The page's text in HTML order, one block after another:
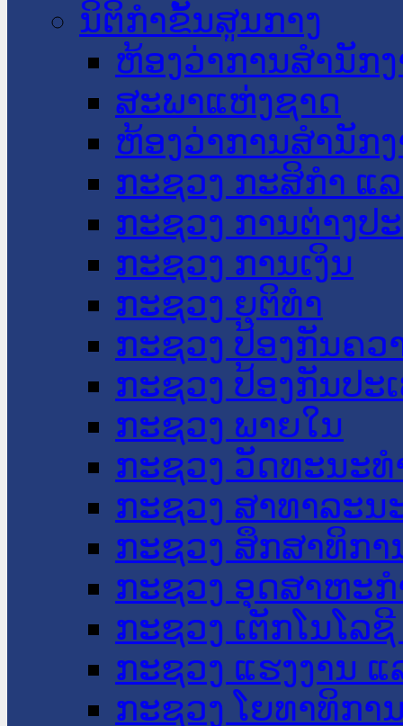
ນິຕິກໍາຂັ້ນສູນກາງ
ຫ້ອງວ່າການສໍານັກ
ສະພາແຫ່ງຊາດ
ຫ້ອງວ່າການສຳນັກ
ກະຊວງ ກະສິກຳ ແ
ກະຊວງ ການຕ່າງປ
ກະຊວງ ການເງິນ
ກະຊວງ ຍຸຕິທໍາ
ກະຊວງ ປ້ອງກັນຄວ
ກະຊວງ ປ້ອງກັນປະ
ກະຊວງ ພາຍໃນ
ກະຊວງ ວັດທະນະ
ກະຊວງ ສາທາລະນ
ກະຊວງ ສຶກສາທິກາ
ກະຊວງ ອຸດສາຫະ
ກະຊວງ ເຕັກໂນໂລ
ກະຊວງ ແຮງງານ
ກະຊວງ ໂຍທາທິກາ